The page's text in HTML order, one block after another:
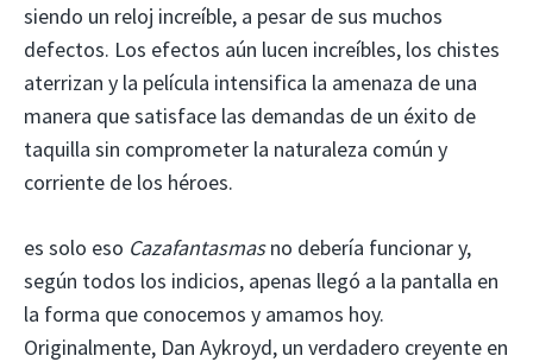
siendo un reloj increíble, a pesar de sus muchos
defectos. Los efectos aún lucen increíbles, los chistes
aterrizan y la película intensifica la amenaza de una
manera que satisface las demandas de un éxito de
taquilla sin comprometer la naturaleza común y
corriente de los héroes.
es solo eso Cazafantasmasno debería funcionar y,
según todos los indicios, apenas llegó a la pantalla en
la forma que conocemos y amamos hoy.
Originalmente, Dan Aykroyd, un verdadero creyente en